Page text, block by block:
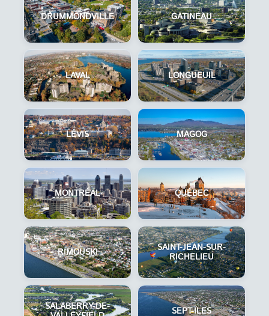
DRUMMONDVILLE GATINEAU
LAVAL LONGUEUIL
LÉVIS MAGOG
MONTRÉAL QUÉBEC
RIMOUSKI
SAINT-JEAN-SUR-
RICHELIEU
SALABERRY-DE-
SEPT-ÎLES